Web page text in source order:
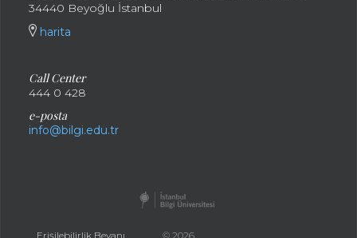
34440 Beyoğlu İstanbul
harita
Call Center
444 0 428
e-posta
info@bilgi.edu.tr
Erişilebilirlik Beyanı © 2026